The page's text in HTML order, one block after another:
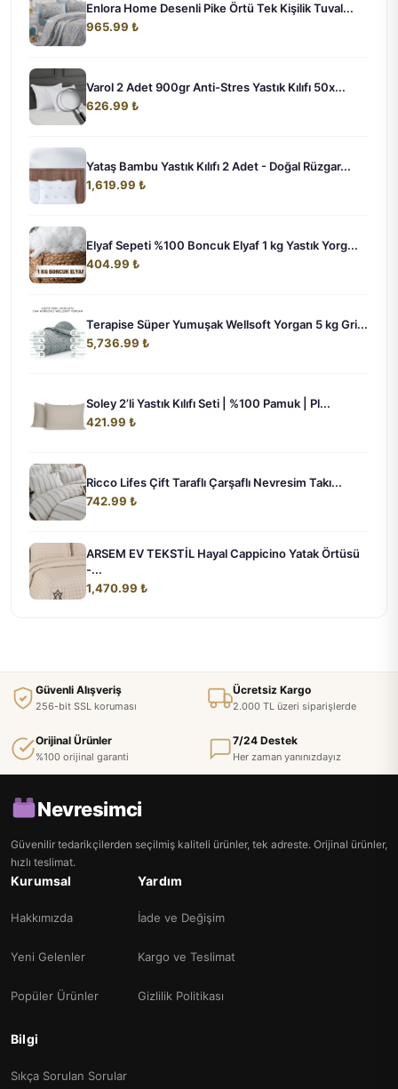
Enlora Home Desenli Pike Örtü Tek Kişilik Tuval...
965.99 ₺
Varol 2 Adet 900gr Anti-Stres Yastık Kılıfı 50x...
626.99 ₺
Yataş Bambu Yastık Kılıfı 2 Adet - Doğal Rüzgar...
1,619.99 ₺
Elyaf Sepeti %100 Boncuk Elyaf 1 kg Yastık Yorg...
404.99 ₺
Terapise Süper Yumuşak Wellsoft Yorgan 5 kg Gri...
5,736.99 ₺
Soley 2’li Yastık Kılıfı Seti | %100 Pamuk | Pl...
421.99 ₺
Ricco Lifes Çift Taraflı Çarşaflı Nevresim Takı...
742.99 ₺
ARSEM EV TEKSTİL Hayal Cappicino Yatak Örtüsü
-...
1,470.99 ₺
Güvenli Alışveriş
256-bit SSL koruması
Ücretsiz Kargo
2.000 TL üzeri siparişlerde
Orijinal Ürünler
%100 orijinal garanti
7/24 Destek
Her zaman yanınızdayız
Nevresimci
Güvenilir tedarikçilerden seçilmiş kaliteli ürünler, tek adreste. Orijinal ürünler,
hızlı teslimat.
Kurumsal
Hakkımızda
Yeni Gelenler
Popüler Ürünler
Yardım
İade ve Değişim
Kargo ve Teslimat
Gizlilik Politikası
Bilgi
Sıkça Sorulan Sorular